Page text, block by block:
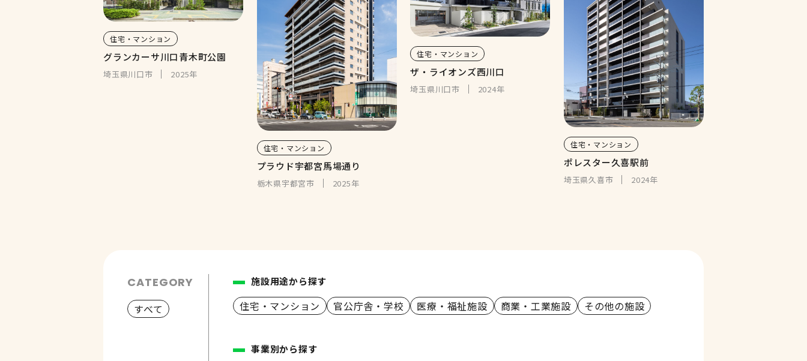
住宅・マンション
グランカーサ川口青木町公園
埼玉県川口市 2025年
住宅・マンション
プラウド宇都宮馬場通り
栃木県宇都宮市 2025年
住宅・マンション
ザ・ライオンズ西川口
埼玉県川口市 2024年
住宅・マンション
ポレスター久喜駅前
埼玉県久喜市 2024年
CATEGORY
すべて
施設用途から探す
住宅・マンション 官公庁舎・学校 医療・福祉施設 商業・工業施設 その他の施設
事業別から探す